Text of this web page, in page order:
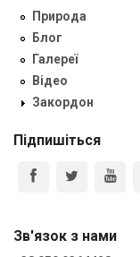
Природа
Блог
Галереї
Відео
Закордон
Підпишіться
Зв'язок з нами